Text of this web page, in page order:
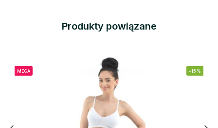
Produkty powiązane
MEGA -15%